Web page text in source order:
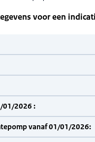
voor een
01/2026 :
vanaf 01/01/2026: